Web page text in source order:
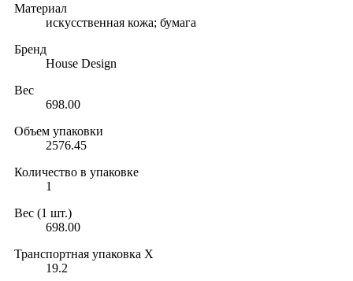
Материал
искусственная кожа; бумага
Бренд
House Design
Вес
698.00
Объем упаковки
2576.45
Количество в упаковке
1
Вес (1 шт.)
698.00
Транспортная упаковка X
19.2